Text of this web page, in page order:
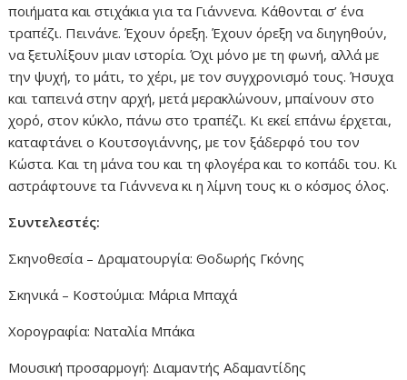
ποιήματα και στιχάκια για τα Γιάννενα. Κάθονται σ’ ένα
τραπέζι. Πεινάνε. Έχουν όρεξη. Έχουν όρεξη να διηγηθούν,
να ξετυλίξουν μιαν ιστορία. Όχι μόνο με τη φωνή, αλλά με
την ψυχή, το μάτι, το χέρι, με τον συγχρονισμό τους. Ήσυχα
και ταπεινά στην αρχή, μετά μερακλώνουν, μπαίνουν στο
χορό, στον κύκλο, πάνω στο τραπέζι. Κι εκεί επάνω έρχεται,
καταφτάνει ο Κουτσογιάννης, με τον ξάδερφό του τον
Κώστα. Και τη μάνα του και τη φλογέρα και το κοπάδι του. Κι
αστράφτουνε τα Γιάννενα κι η λίμνη τους κι ο κόσμος όλος.
Συντελεστές:
Σκηνοθεσία – Δραματουργία: Θοδωρής Γκόνης
Σκηνικά – Κοστούμια: Μάρια Μπαχά
Χορογραφία: Ναταλία Μπάκα
Μουσική προσαρμογή: Διαμαντής Αδαμαντίδης